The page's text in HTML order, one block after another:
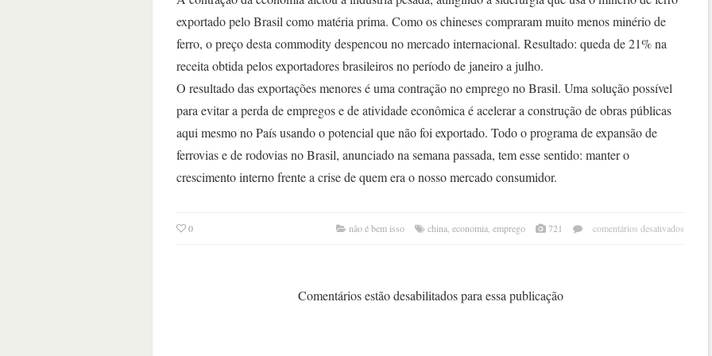
exportado pelo Brasil como matéria prima. Como os chineses compraram muito menos minério de
ferro, o preço desta commodity despencou no mercado internacional. Resultado: queda de 21% na
receita obtida pelos exportadores brasileiros no período de janeiro a julho.
O resultado das exportações menores é uma contração no emprego no Brasil. Uma solução possível
para evitar a perda de empregos e de atividade econômica é acelerar a construção de obras públicas
aqui mesmo no País usando o potencial que não foi exportado. Todo o programa de expansão de
ferrovias e de rodovias no Brasil, anunciado na semana passada, tem esse sentido: manter o
crescimento interno frente a crise de quem era o nosso mercado consumidor.
0 não é bem isso china, economia, emprego 721 comentários desativados
Comentários estão desabilitados para essa publicação